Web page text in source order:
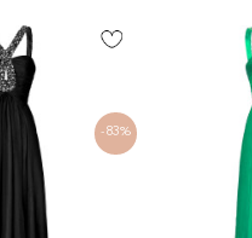
-83%